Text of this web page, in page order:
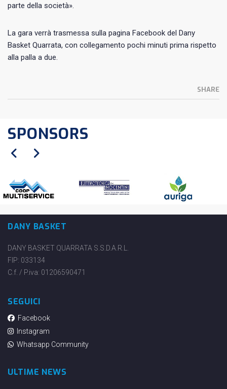
parte della società».
La gara verrà trasmessa sulla pagina Facebook del Dany
Basket Quarrata, con collegamento pochi minuti prima rispetto
alla palla a due.
SHARE
SPONSORS
DANY BASKET
DANY BASKET QUARRATA S.S.D.A.R.L.
FIP: 033134
C.f. / P.iva: 01206590471
SEGUICI
Facebook
Instagram
Whatsapp Community
ULTIME NEWS